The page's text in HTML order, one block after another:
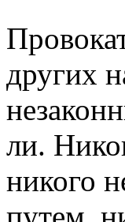
других
ли.
никого